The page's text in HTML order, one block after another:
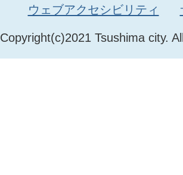
Copyright(c)2021 Tsushima city.
ウェブアクセシビリティ